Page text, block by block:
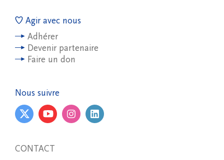
Agir avec nous
Adhérer
Devenir partenaire
Faire un don
Nous suivre
CONTACT